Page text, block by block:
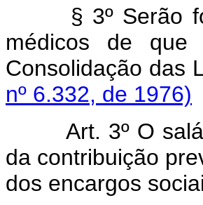
§ 3º Serão
médicos de
nº 6.332, de 1976)
Art. 3º O
da contribuição
dos encargos